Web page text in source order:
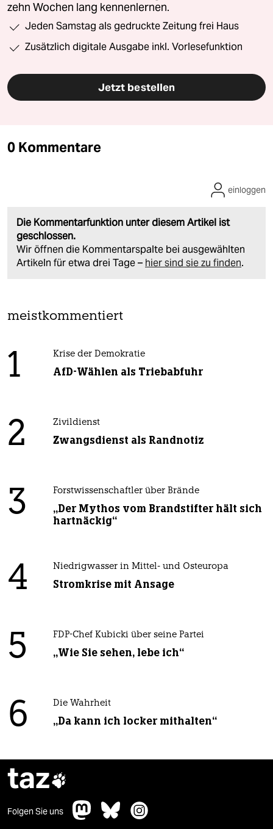
zehn Wochen lang kennenlernen.
Jeden Samstag als gedruckte Zeitung frei Haus
Zusätzlich digitale Ausgabe inkl. Vorlesefunktion
Jetzt bestellen
0 Kommentare
Die Kommentarfunktion unter diesem Artikel ist
geschlossen.
Wir öffnen die Kommentarspalte bei ausgewählten
Artikeln für etwa drei Tage – hier sind sie zu finden.
einloggen
meistkommentiert
1 Krise der Demokratie
AfD-Wählen als Triebabfuhr
2 Zivildienst
Zwangsdienst als Randnotiz
3 Forstwissenschaftler über Brände
„Der Mythos vom Brandstifter hält sich
hartnäckig“
4 Niedrigwasser in Mittel- und Osteuropa
Stromkrise mit Ansage
5 FDP-Chef Kubicki über seine Partei
„Wie Sie sehen, lebe ich“
6 Die Wahrheit
„Da kann ich locker mithalten“
taz
Folgen Sie uns